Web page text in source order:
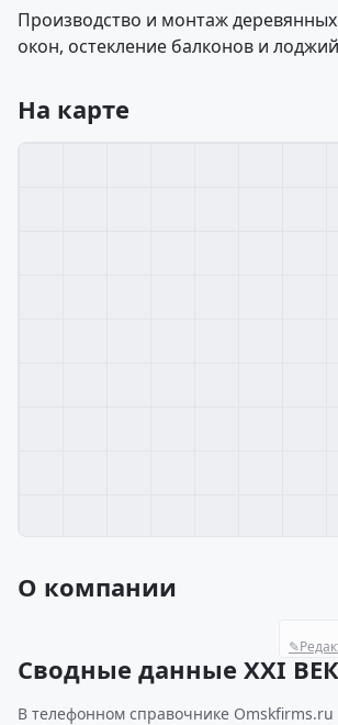
Производство и монтаж
окон, остекление балконов и
На карте
О компании
✎
Сводные данные XXI
В телефонном справочнике